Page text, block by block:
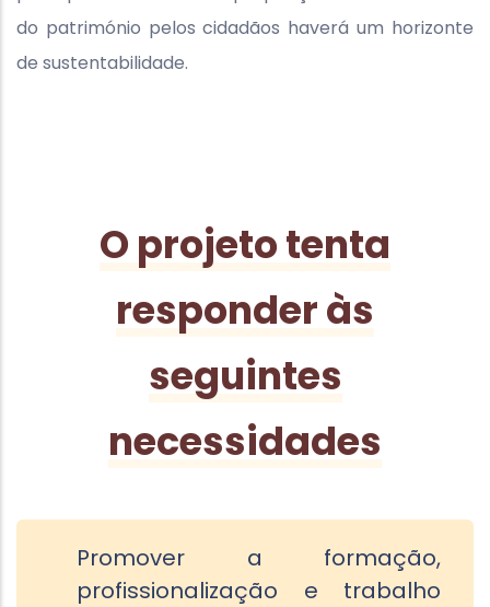
do património pelos cidadãos haverá um horizonte
de sustentabilidade.
O projeto tenta
responder às
seguintes
necessidades
Promover a formação,
profissionalização e trabalho